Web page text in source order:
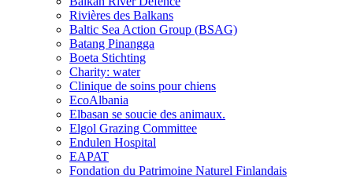
Rivières des Balkans
Baltic Sea Action Group (BSAG)
Batang Pinangga
Boeta Stichting
Charity: water
Clinique de soins pour chiens
EcoAlbania
Elbasan se soucie des animaux.
Elgol Grazing Committee
Endulen Hospital
EAPAT
Fondation du Patrimoine Naturel Finlandais